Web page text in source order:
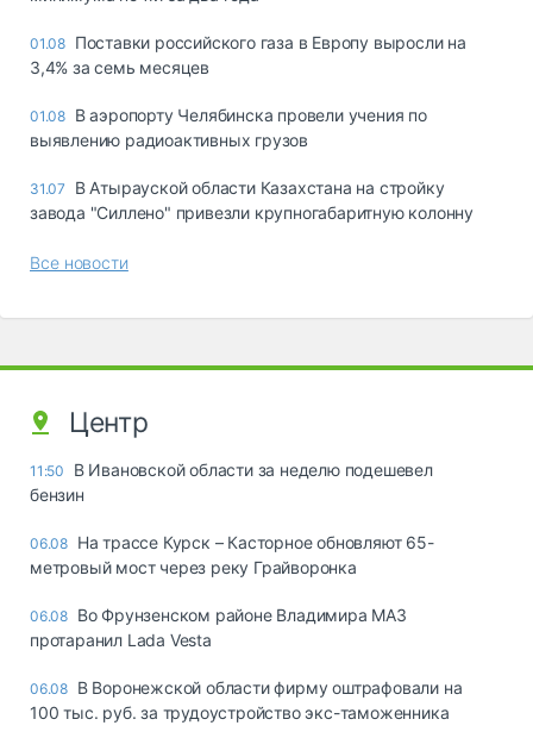
01.08 Поставки российского газа в Европу выросли на
3,4% за семь месяцев
01.08 В аэропорту Челябинска провели учения по
выявлению радиоактивных грузов
31.07
В Атырауской области Казахстана на стройку
завода "Силлено" привезли крупногабаритную колонну
Все новости
Центр
11:50
В Ивановской области за неделю подешевел
бензин
06.08 На трассе Курск – Касторное обновляют 65-
метровый мост через реку Грайворонка
06.08 Во Фрунзенском районе Владимира МАЗ
протаранил Lada Vesta
06.08 В Воронежской области фирму оштрафовали на
100 тыс. руб. за трудоустройство экс-таможенника